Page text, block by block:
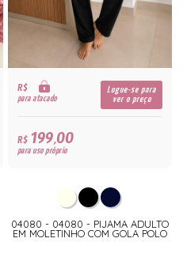
R$
para atacado
Logue-se para
ver o preço
R$199,00
para uso próprio
04080 - 04080 - PIJAMA ADULTO
EM MOLETINHO COM GOLA POLO